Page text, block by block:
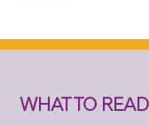
WHAT TO